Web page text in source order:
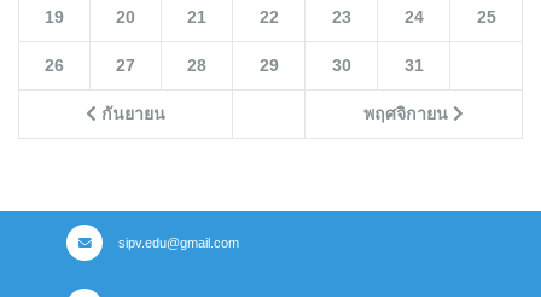
กันยายน พฤศจิกายน
19 20 21 22 23 24 25
26 27 28 29 30 31
sipv.edu@gmail.com